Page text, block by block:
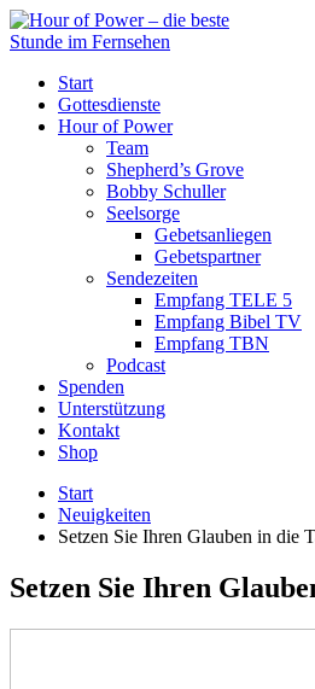
Start
Gottesdienste
Hour of Power
Team
Shepherd’s Grove
Bobby Schuller
Seelsorge
Gebetsanliegen
Gebetspartner
Sendezeiten
Empfang TELE 5
Empfang Bibel TV
Empfang TBN
Podcast
Spenden
Unterstützung
Kontakt
Shop
Start
Neuigkeiten
Setzen Sie Ihren Glauben in die
Setzen Sie Ihren